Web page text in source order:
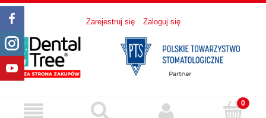
Zarejestruj się Zaloguj się